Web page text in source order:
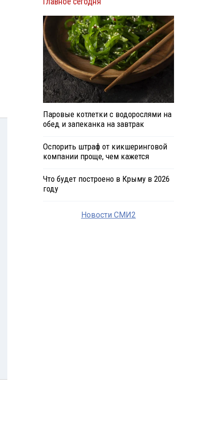
Паровые котлетки с водорослями на
обед и запеканка на завтрак
Оспорить штраф от кикшеринговой
компании проще, чем кажется
Что будет построено в Крыму в 2026
году
Новости СМИ2